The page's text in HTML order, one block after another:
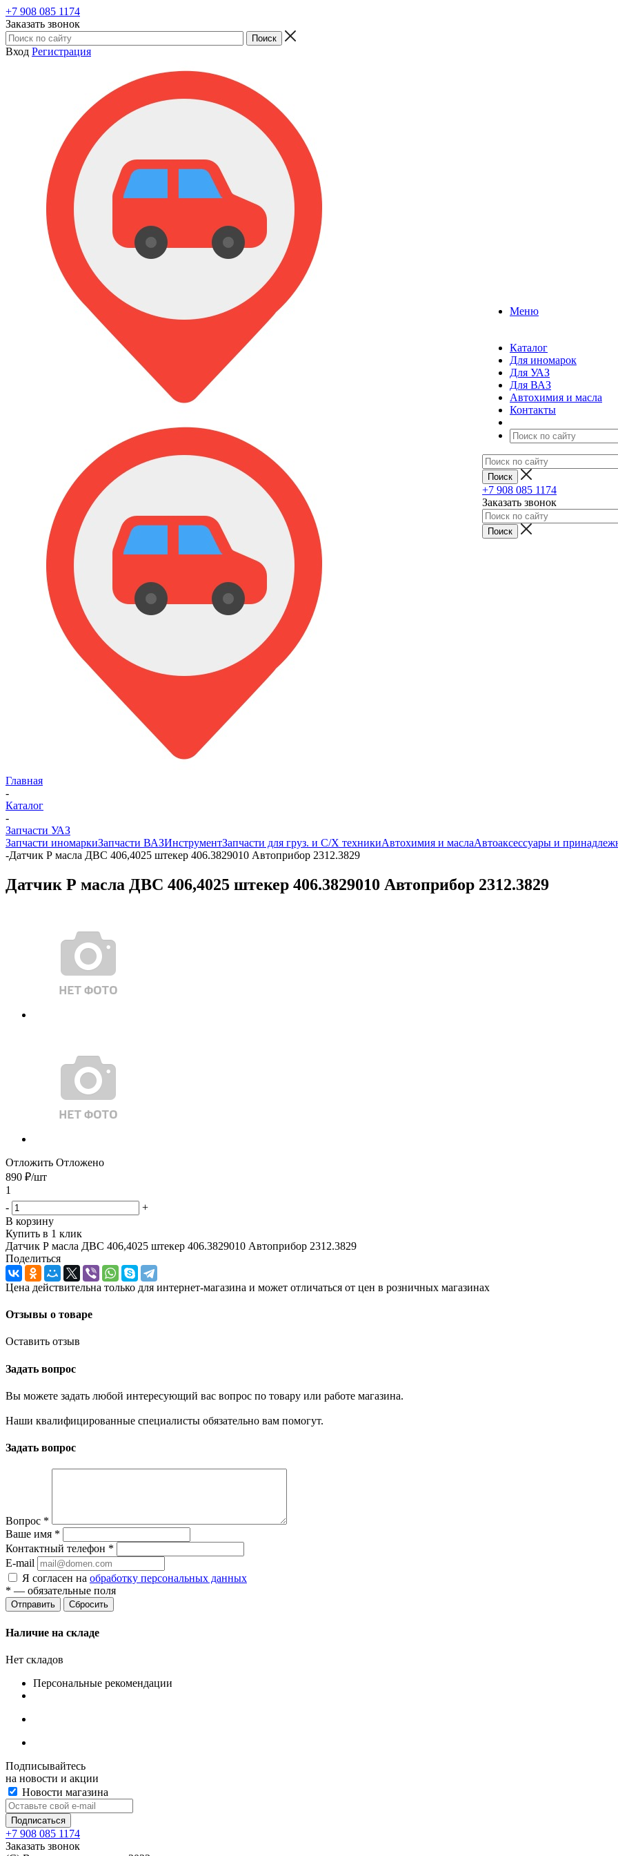
+7 908 085 1174
Заказать звонок
Вход Регистрация
Меню
Каталог
Для иномарок
Для УАЗ
Для ВАЗ
Автохимия и масла
Контакты
+7 908 085 1174
Заказать звонок
Главная
-
Каталог
-
Запчасти УАЗ
Запчасти иномаркиЗапчасти ВАЗИнструментЗапчасти для груз. и С/Х техникиАвтохимия и маслаАвтоаксессуары и
-Датчик Р масла ДВС 406,4025 штекер 406.3829010 Автоприбор 2312.3829
Датчик Р масла ДВС 406,4025 штекер 406.3829010 Автоприбор 2312.3829
Отложить Отложено
890 ₽/шт
1
-
+
В корзину
Купить в 1 клик
Датчик Р масла ДВС 406,4025 штекер 406.3829010 Автоприбор 2312.3829
Поделиться
Цена действительна только для интернет-магазина и может отличаться от цен в розничных магазинах
Отзывы о товаре
Оставить отзыв
Задать вопрос
Вы можете задать любой интересующий вас вопрос по товару или работе магазина.
Наши квалифицированные специалисты обязательно вам помогут.
Задать вопрос
Вопрос *
Ваше имя *
Контактный телефон *
E-mail
Я согласен на обработку персональных данных
* — обязательные поля
Сбросить
Наличие на складе
Нет складов
Персональные рекомендации
Подписывайтесь
на новости и акции
Новости магазина
+7 908 085 1174
Заказать звонок